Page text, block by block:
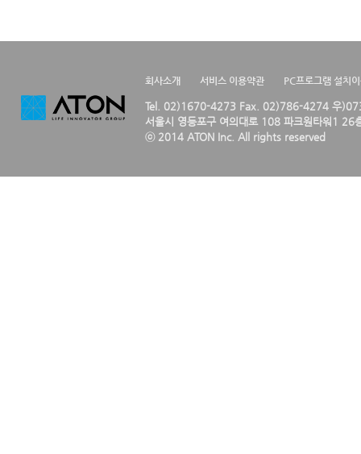
회사소개 서비스 이용약관 PC프로그램 설치
Tel. 02)1670-4273 Fax. 02)786-4274 우
서울시 영등포구 여의대로 108 파크원타워1 26
ⓒ 2014 ATON Inc. All rights reserved